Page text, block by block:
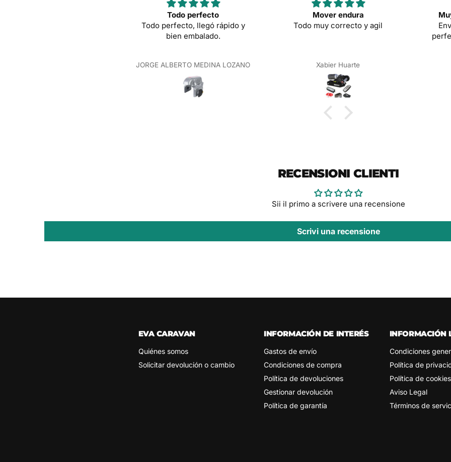
Todo perfecto
Todo perfecto, llegó rápido y
bien embalado.
JORGE ALBERTO MEDINA LOZANO
Mover endura
Todo muy correcto y agil
Xabier Huarte
RECENSIONI CLIENTI
Sii il primo a scrivere una recensione
Scrivi una recensione
EVA CARAVAN
Quiénes somos
Solicitar devolución o cambio
INFORMACIÓN DE INTERÉS
Gastos de envío
Condiciones de compra
Política de devoluciones
Gestionar devolución
Política de garantía
INFORMACIÓN
Condiciones
Política de
Política de cookies
Aviso Legal
Términos de